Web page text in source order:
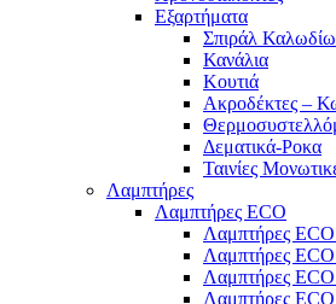
Εξαρτήματα
Σπιράλ
Κανάλια
Κουτιά
Ακροδέκτες –
Δεματικά-Ροκα
Ταινίες
Λαμπτήρες
Λαμπτήρες ECO
Λαμπτήρες
Λαμπτήρες
Λαμπτήρες
Λαμπτήρες